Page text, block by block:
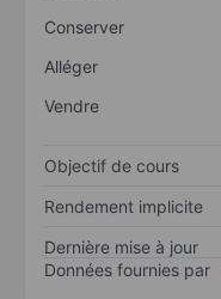
Conserver
Alléger
Vendre
Objectif de cours
Rendement implicite
Dernière mise à jour
Données fournies par